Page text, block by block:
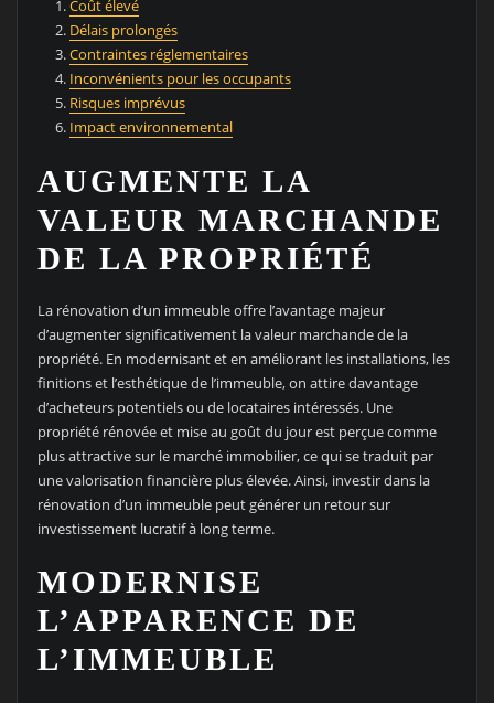
Coût élevé
Délais prolongés
Contraintes réglementaires
Inconvénients pour les occupants
Risques imprévus
Impact environnemental
AUGMENTE LA
VALEUR MARCHANDE
DE LA PROPRIÉTÉ
La rénovation d’un immeuble offre l’avantage majeur
d’augmenter significativement la valeur marchande de la
propriété. En modernisant et en améliorant les installations, les
finitions et l’esthétique de l’immeuble, on attire davantage
d’acheteurs potentiels ou de locataires intéressés. Une
propriété rénovée et mise au goût du jour est perçue comme
plus attractive sur le marché immobilier, ce qui se traduit par
une valorisation financière plus élevée. Ainsi, investir dans la
rénovation d’un immeuble peut générer un retour sur
investissement lucratif à long terme.
MODERNISE
L’APPARENCE DE
L’IMMEUBLE